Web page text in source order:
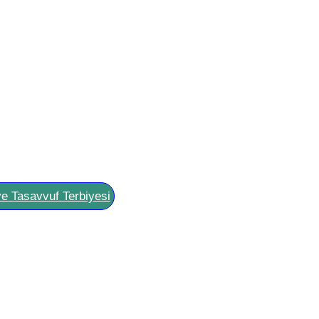
Tasavvuf Terbiyesi